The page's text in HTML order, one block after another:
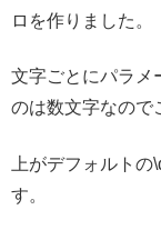
ロを作りました。
文字ごとにパラメ
のは数文字なので
上がデフォルト
す。